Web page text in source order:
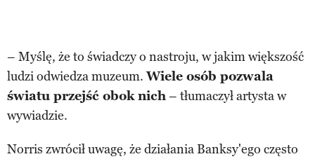
– Myślę, że to świadczy o nastroju, w jakim większość
ludzi odwiedza muzeum.Wiele osób pozwala
światu przejść obok nich– tłumaczył artysta w
wywiadzie.
Norris zwrócił uwagę, że działania Banksy'ego często